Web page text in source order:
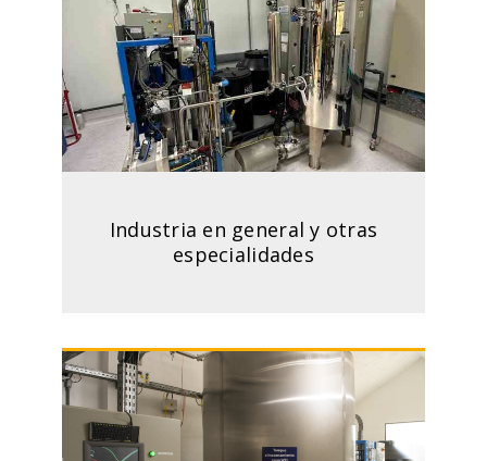
Industria en general y otras
especialidades